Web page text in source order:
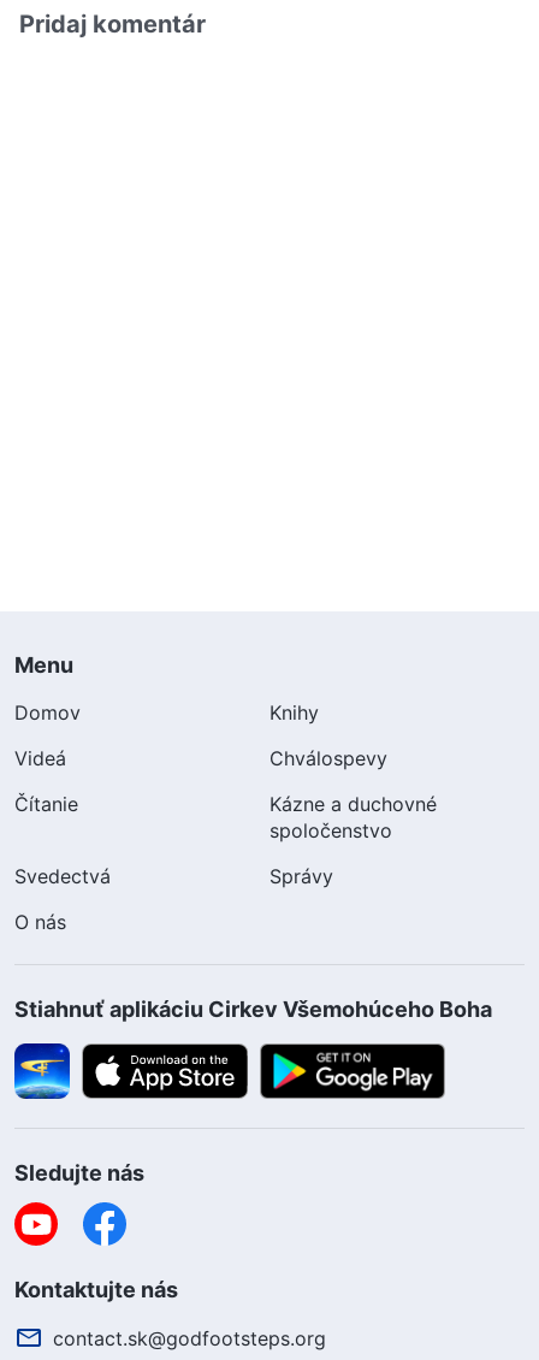
Pridaj komentár
Menu
Domov
Knihy
Videá
Chválospevy
Čítanie
Kázne a duchovné
spoločenstvo
Svedectvá
Správy
O nás
Stiahnuť aplikáciu Cirkev Všemohúceho Boha
Sledujte nás
Kontaktujte nás
contact.sk@godfootsteps.org